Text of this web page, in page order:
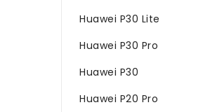
Huawei P30 Lite
Huawei P30 Pro
Huawei P30
Huawei P20 Pro